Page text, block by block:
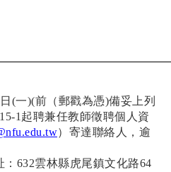
(一)(前（郵戳為憑)備妥上列
1起聘兼任教師徵聘個人資
）寄達聯絡人，逾
632雲林縣虎尾鎮文化路64